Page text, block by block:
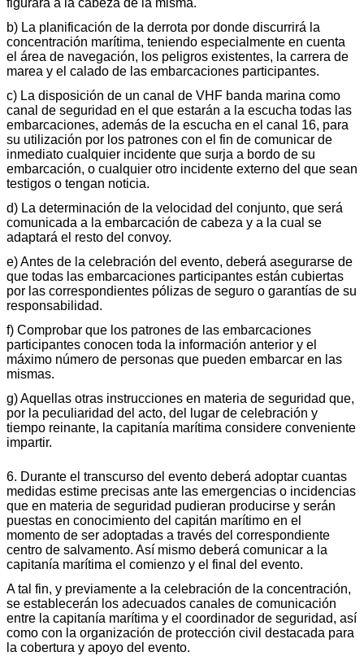
figurará a la cabeza de la misma.
b) La planificación de la derrota por donde discurrirá la
concentración marítima, teniendo especialmente en cuenta
el área de navegación, los peligros existentes, la carrera de
marea y el calado de las embarcaciones participantes.
c) La disposición de un canal de VHF banda marina como
canal de seguridad en el que estarán a la escucha todas las
embarcaciones, además de la escucha en el canal 16, para
su utilización por los patrones con el fin de comunicar de
inmediato cualquier incidente que surja a bordo de su
embarcación, o cualquier otro incidente externo del que sean
testigos o tengan noticia.
d) La determinación de la velocidad del conjunto, que será
comunicada a la embarcación de cabeza y a la cual se
adaptará el resto del convoy.
e) Antes de la celebración del evento, deberá asegurarse de
que todas las embarcaciones participantes están cubiertas
por las correspondientes pólizas de seguro o garantías de su
responsabilidad.
f) Comprobar que los patrones de las embarcaciones
participantes conocen toda la información anterior y el
máximo número de personas que pueden embarcar en las
mismas.
g) Aquellas otras instrucciones en materia de seguridad que,
por la peculiaridad del acto, del lugar de celebración y
tiempo reinante, la capitanía marítima considere conveniente
impartir.
6. Durante el transcurso del evento deberá adoptar cuantas
medidas estime precisas ante las emergencias o incidencias
que en materia de seguridad pudieran producirse y serán
puestas en conocimiento del capitán marítimo en el
momento de ser adoptadas a través del correspondiente
centro de salvamento. Así mismo deberá comunicar a la
capitanía marítima el comienzo y el final del evento.
A tal fin, y previamente a la celebración de la concentración,
se establecerán los adecuados canales de comunicación
entre la capitanía marítima y el coordinador de seguridad, así
como con la organización de protección civil destacada para
la cobertura y apoyo del evento.